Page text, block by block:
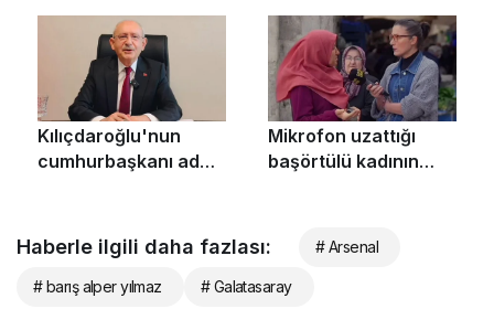
Haberle ilgili daha fazlası: # Arsenal
# barış alper yılmaz # Galatasaray